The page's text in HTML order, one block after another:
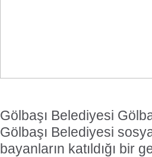
Gölbaşı Belediyesi
Gölbaşı Belediyesi
bayanların katıldığı bir